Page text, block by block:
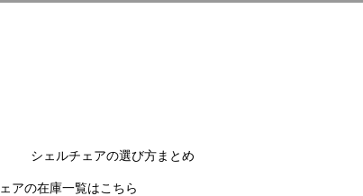
シェルチェアの選び方まとめ
アの在庫一覧はこちら